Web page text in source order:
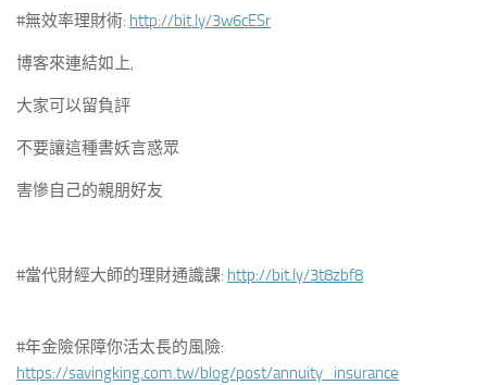
#無效率理財術: http://bit.ly/3w6cESr
博客來連結如上,
大家可以留負評
不要讓這種書妖言惑眾
害慘自己的親朋好友
#當代財經大師的理財通識課: http://bit.ly/3t8zbf8
#年金險保障你活太長的風險:
https://savingking.com.tw/blog/post/annuity_insurance